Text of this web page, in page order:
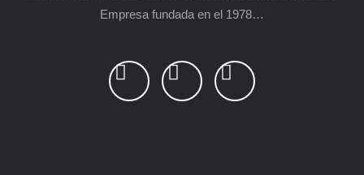
Empresa fundada en el 1978…
L
P
F